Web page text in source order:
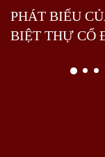
PHÁT BIỂU
BIỆT THỰ CỔ